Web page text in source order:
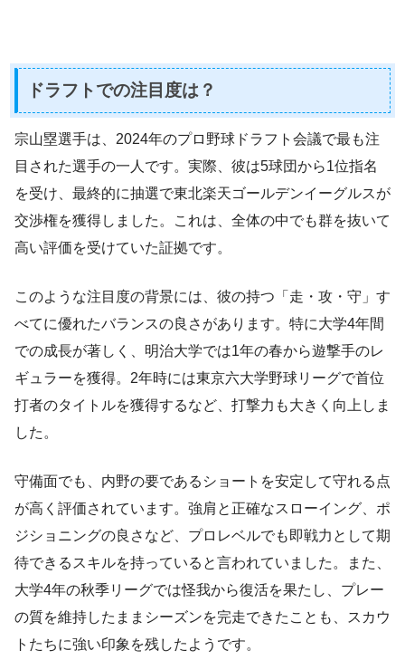
ドラフトでの注目度は？
宗山塁選手は、2024年のプロ野球ドラフト会議で最も注
目された選手の一人です。実際、彼は5球団から1位指名
を受け、最終的に抽選で東北楽天ゴールデンイーグルスが
交渉権を獲得しました。これは、全体の中でも群を抜いて
高い評価を受けていた証拠です。
このような注目度の背景には、彼の持つ「走・攻・守」す
べてに優れたバランスの良さがあります。特に大学4年間
での成長が著しく、明治大学では1年の春から遊撃手のレ
ギュラーを獲得。2年時には東京六大学野球リーグで首位
打者のタイトルを獲得するなど、打撃力も大きく向上しま
した。
守備面でも、内野の要であるショートを安定して守れる点
が高く評価されています。強肩と正確なスローイング、ポ
ジショニングの良さなど、プロレベルでも即戦力として期
待できるスキルを持っていると言われていました。また、
大学4年の秋季リーグでは怪我から復活を果たし、プレー
の質を維持したままシーズンを完走できたことも、スカウ
トたちに強い印象を残したようです。